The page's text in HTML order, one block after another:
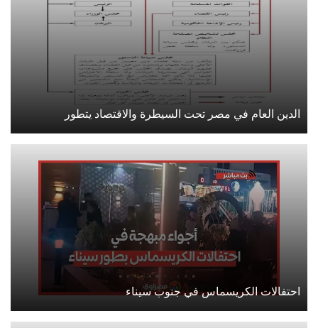
الدين العام في مصر تحت السيطرة والاقتصاد يتطور
احتفالات الكريسماس في جنوب سيناء